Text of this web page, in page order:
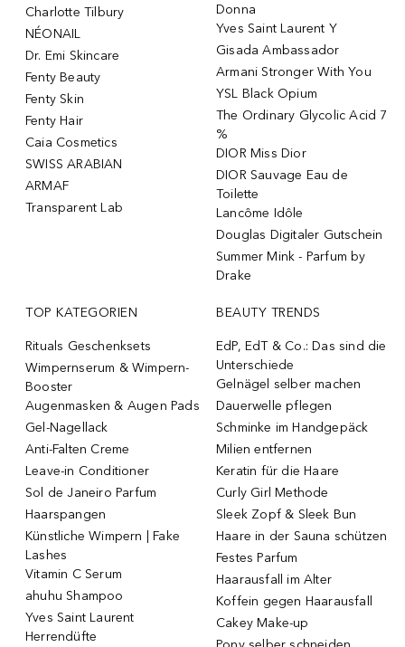
Charlotte Tilbury
NÉONAIL
Dr. Emi Skincare
Fenty Beauty
Fenty Skin
Fenty Hair
Caia Cosmetics
SWISS ARABIAN
ARMAF
Transparent Lab
Donna
Yves Saint Laurent Y
Gisada Ambassador
Armani Stronger With You
YSL Black Opium
The Ordinary Glycolic Acid 7
%
DIOR Miss Dior
DIOR Sauvage Eau de
Toilette
Lancôme Idôle
Douglas Digitaler Gutschein
Summer Mink - Parfum by
Drake
TOP KATEGORIEN
Rituals Geschenksets
Wimpernserum & Wimpern-
Booster
Augenmasken & Augen Pads
Gel-Nagellack
Anti-Falten Creme
Leave-in Conditioner
Sol de Janeiro Parfum
Haarspangen
Künstliche Wimpern | Fake
Lashes
Vitamin C Serum
ahuhu Shampoo
Yves Saint Laurent
Herrendüfte
BEAUTY TRENDS
EdP, EdT & Co.: Das sind die
Unterschiede
Gelnägel selber machen
Dauerwelle pflegen
Schminke im Handgepäck
Milien entfernen
Keratin für die Haare
Curly Girl Methode
Sleek Zopf & Sleek Bun
Haare in der Sauna schützen
Festes Parfum
Haarausfall im Alter
Koffein gegen Haarausfall
Cakey Make-up